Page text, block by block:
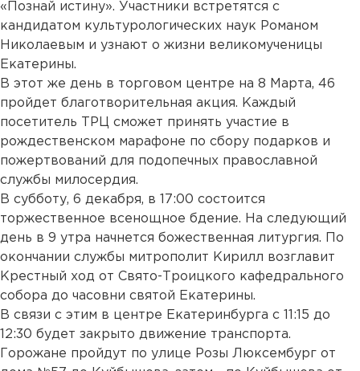
«Познай истину». Участники встретятся с
кандидатом культурологических наук Романом
Николаевым и узнают о жизни великомученицы
Екатерины.
В этот же день в торговом центре на 8 Марта, 46
пройдет благотворительная акция. Каждый
посетитель ТРЦ сможет принять участие в
рождественском марафоне по сбору подарков и
пожертвований для подопечных православной
службы милосердия.
В субботу, 6 декабря, в 17:00 состоится
торжественное всенощное бдение. На следующий
день в 9 утра начнется божественная литургия. По
окончании службы митрополит Кирилл возглавит
Крестный ход от Свято-Троицкого кафедрального
собора до часовни святой Екатерины.
В связи с этим в центре Екатеринбурга с 11:15 до
12:30 будет закрыто движение транспорта.
Горожане пройдут по улице Розы Люксембург от